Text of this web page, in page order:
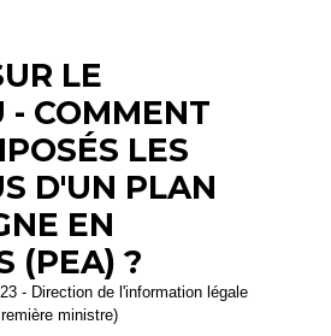
LE
- COMMENT
LES
D'UN PLAN
EN
(PEA) ?
- Direction de l'information légale
ministre)